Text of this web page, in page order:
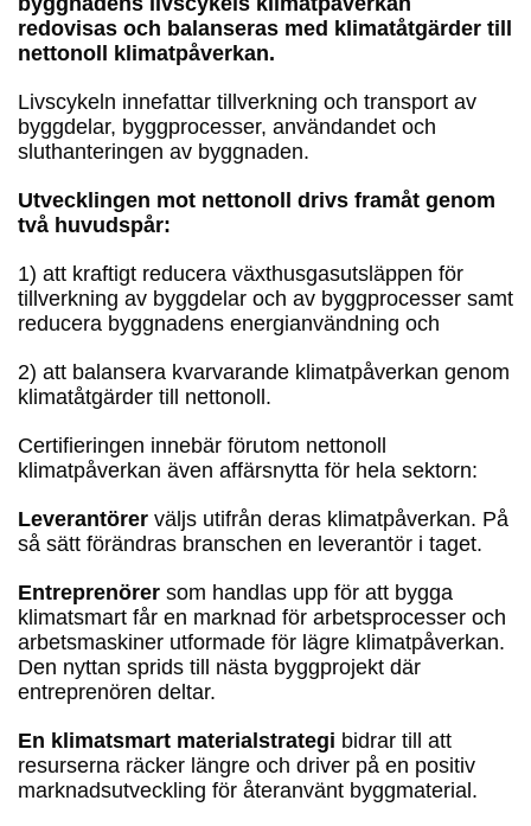
redovisas och balanseras med klimatåtgärder till
nettonoll klimatpåverkan.
Livscykeln innefattar tillverkning och transport av
byggdelar, byggprocesser, användandet och
sluthanteringen av byggnaden.
Utvecklingen mot nettonoll drivs framåt genom
två huvudspår:
1) att kraftigt reducera växthusgasutsläppen för
tillverkning av byggdelar och av byggprocesser samt
reducera byggnadens energianvändning och
2) att balansera kvarvarande klimatpåverkan genom
klimatåtgärder till nettonoll.
Certifieringen innebär förutom nettonoll
klimatpåverkan även affärsnytta för hela sektorn:
Leverantörer väljs utifrån deras klimatpåverkan. På
så sätt förändras branschen en leverantör i taget.
Entreprenörer som handlas upp för att bygga
klimatsmart får en marknad för arbetsprocesser och
arbetsmaskiner utformade för lägre klimatpåverkan.
Den nyttan sprids till nästa byggprojekt där
entreprenören deltar.
En klimatsmart materialstrategi bidrar till att
resurserna räcker längre och driver på en positiv
marknadsutveckling för återanvänt byggmaterial.